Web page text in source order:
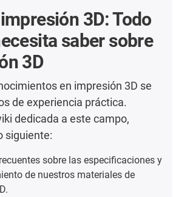
3D: Todo
saber sobre
3D
en impresión 3D se
de experiencia práctica.
dedicada a este campo,
siguiente:
sobre las especificaciones y
de nuestros materiales de